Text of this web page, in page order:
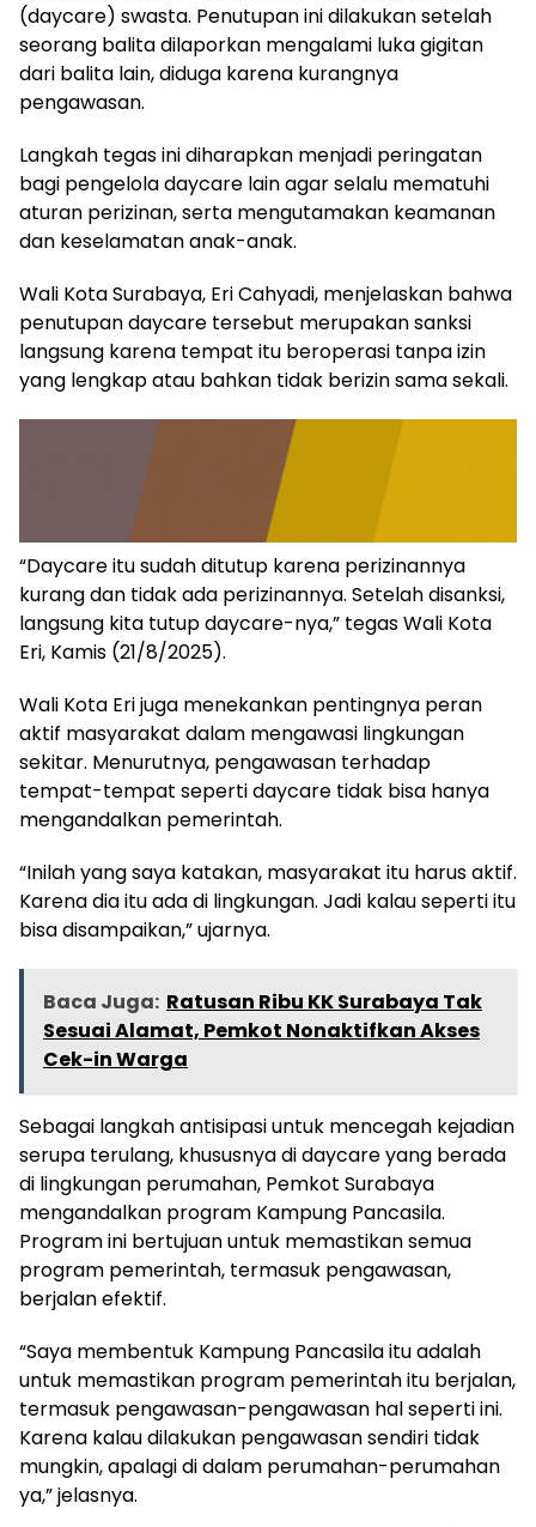
(daycare) swasta. Penutupan ini dilakukan setelah
seorang balita dilaporkan mengalami luka gigitan
dari balita lain, diduga karena kurangnya
pengawasan.
Langkah tegas ini diharapkan menjadi peringatan
bagi pengelola daycare lain agar selalu mematuhi
aturan perizinan, serta mengutamakan keamanan
dan keselamatan anak-anak.
Wali Kota Surabaya, Eri Cahyadi, menjelaskan bahwa
penutupan daycare tersebut merupakan sanksi
langsung karena tempat itu beroperasi tanpa izin
yang lengkap atau bahkan tidak berizin sama sekali.
“Daycare itu sudah ditutup karena perizinannya
kurang dan tidak ada perizinannya. Setelah disanksi,
langsung kita tutup daycare-nya,” tegas Wali Kota
Eri, Kamis (21/8/2025).
Wali Kota Eri juga menekankan pentingnya peran
aktif masyarakat dalam mengawasi lingkungan
sekitar. Menurutnya, pengawasan terhadap
tempat-tempat seperti daycare tidak bisa hanya
mengandalkan pemerintah.
“Inilah yang saya katakan, masyarakat itu harus aktif.
Karena dia itu ada di lingkungan. Jadi kalau seperti itu
bisa disampaikan,” ujarnya.
Baca Juga: Ratusan Ribu KK Surabaya Tak
Sesuai Alamat, Pemkot Nonaktifkan Akses
Cek-in Warga
Sebagai langkah antisipasi untuk mencegah kejadian
serupa terulang, khususnya di daycare yang berada
di lingkungan perumahan, Pemkot Surabaya
mengandalkan program Kampung Pancasila.
Program ini bertujuan untuk memastikan semua
program pemerintah, termasuk pengawasan,
berjalan efektif.
“Saya membentuk Kampung Pancasila itu adalah
untuk memastikan program pemerintah itu berjalan,
termasuk pengawasan-pengawasan hal seperti ini.
Karena kalau dilakukan pengawasan sendiri tidak
mungkin, apalagi di dalam perumahan-perumahan
ya,” jelasnya.